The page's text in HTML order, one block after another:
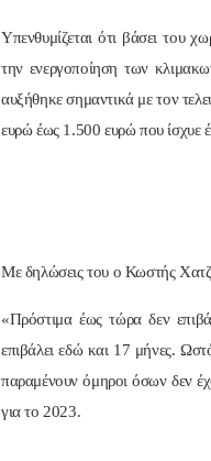
Υπενθυμίζεται ότι βάσει του
την ενεργοποίηση των
αυξήθηκε σημαντικά με τον
ευρώ έως 1.500 ευρώ που ίσχυε
Με δηλώσεις του ο Κωστής
«Πρόστιμα έως τώρα δεν
επιβάλει εδώ και 17 μήνες.
παραμένουν όμηροι όσων δεν
για το 2023.